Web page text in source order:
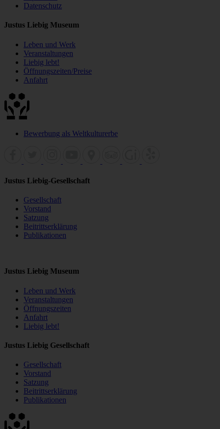
Datenschutz
Justus Liebig Museum
Leben und Werk
Veranstaltungen
Liebig lebt!
Öffnungszeiten/Preise
Anfahrt
Bewerbung als Weltkulturerbe
Justus Liebig-Gesellschaft
Gesellschaft
Vorstand
Satzung
Beitrittserklärung
Publikationen
Justus Liebig Museum
Leben und Werk
Veranstaltungen
Öffnungszeiten
Anfahrt
Liebig lebt!
Justus Liebig Gesellschaft
Gesellschaft
Vorstand
Satzung
Beitrittserklärung
Publikationen